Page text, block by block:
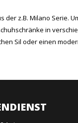
z.B. Milano Serie.
in
Sil oder einen